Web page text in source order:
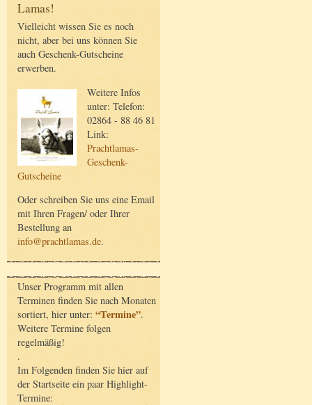
Lamas!
Vielleicht wissen Sie es noch
nicht, aber bei uns können Sie
auch Geschenk-Gutscheine
erwerben.
Weitere Infos
unter: Telefon:
02864 - 88 46 81
Link:
Prachtlamas-
Geschenk-
Gutscheine
Oder schreiben Sie uns eine Email
mit Ihren Fragen/ oder Ihrer
Bestellung an
info@prachtlamas.de.
Unser Programm mit allen
Terminen finden Sie nach Monaten
sortiert, hier unter: “Termine”.
Weitere Termine folgen
regelmäßig!
.
Im Folgenden finden Sie hier auf
der Startseite ein paar Highlight-
Termine: